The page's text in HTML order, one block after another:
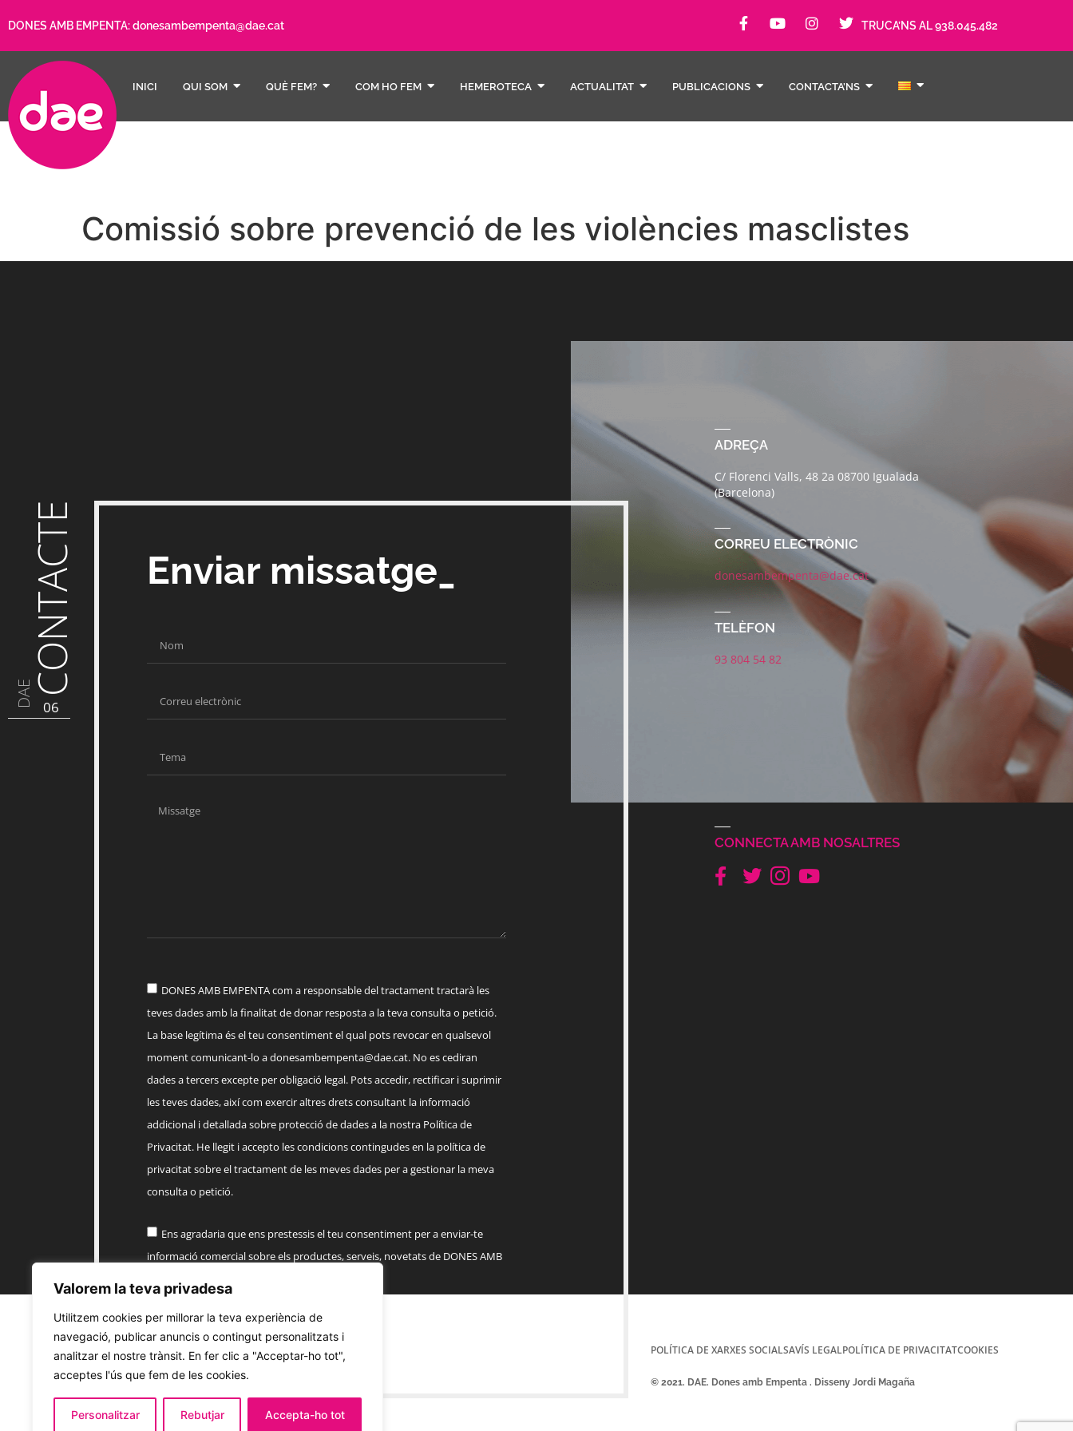
Valorem la teva privadesa
Utilitzem cookies per millorar la teva experiència de
navegació, publicar anuncis o contingut personalitzats i
analitzar el nostre trànsit. En fer clic a "Acceptar-ho tot",
acceptes l'ús que fem de les cookies.
Personalitzar Rebutjar Accepta-ho tot
DONES AMB EMPENTA:donesambempenta@dae.cat TRUCA’NS AL 938.045.482
INICI QUI SOM QUÈ FEM? COM HO FEM HEMEROTECA ACTUALITAT PUBLICACIONS CONTACTA’NS
Comissió sobre prevenció de les violències masclistes
DAE CONTACTE
06
Enviar missatge_
DONES AMB EMPENTA com a responsable del tractament tractarà les
teves dades amb la finalitat de donar resposta a la teva consulta o petició.
La base legítima és el teu consentiment el qual pots revocar en qualsevol
moment comunicant-lo adonesambempenta@dae.cat. No es cediran
dades a tercers excepte per obligació legal. Pots accedir, rectificar i suprimir
les teves dades, així com exercir altres drets consultant la informació
addicional i detallada sobre protecció de dades a la nostra Política de
Privacitat. He llegit i accepto les condicions contingudes en la política de
privacitat sobre el tractament de les meves dades per a gestionar la meva
consulta o petició.
Ens agradaria que ens prestessis el teu consentiment per a enviar-te
informació comercial sobre els productes, serveis, novetats de DONES AMB
Enviar
ADREÇA
C/ Florenci Valls, 48 2a 08700 Igualada
(Barcelona)
CORREU ELECTRÒNIC
donesambempenta@dae.cat
TELÈFON
93 804 54 82
CONNECTA AMB NOSALTRES
POLÍTICA DE XARXES SOCIALSAVÍS LEGALPOLÍTICA DE PRIVACITATCOOKIES
© 2021. DAE. Dones amb Empenta . Disseny Jordi Magaña